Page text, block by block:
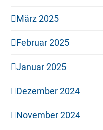
März 2025
Februar 2025
Januar 2025
Dezember 2024
November 2024